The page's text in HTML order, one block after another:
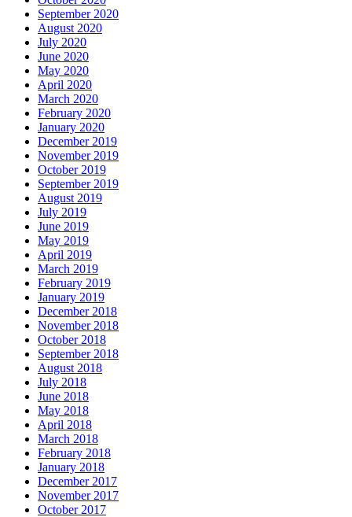
September 2020
August 2020
July 2020
June 2020
May 2020
April 2020
March 2020
February 2020
January 2020
December 2019
November 2019
October 2019
September 2019
August 2019
July 2019
June 2019
May 2019
April 2019
March 2019
February 2019
January 2019
December 2018
November 2018
October 2018
September 2018
August 2018
July 2018
June 2018
May 2018
April 2018
March 2018
February 2018
January 2018
December 2017
November 2017
October 2017